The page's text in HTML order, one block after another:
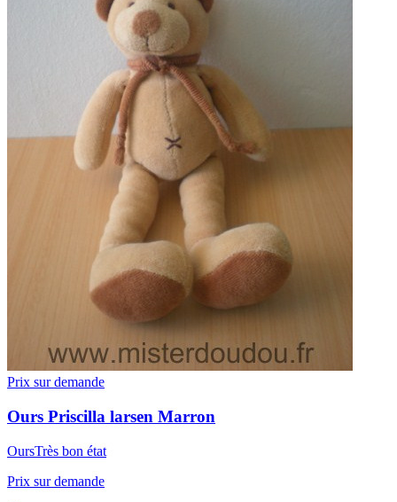
Prix sur demande
Ours Priscilla larsen Marron
OursTrès bon état
Prix sur demande